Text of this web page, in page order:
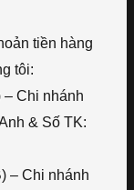
tiền hàng
tôi:
– Chi nhánh
& Số TK:
– Chi nhánh